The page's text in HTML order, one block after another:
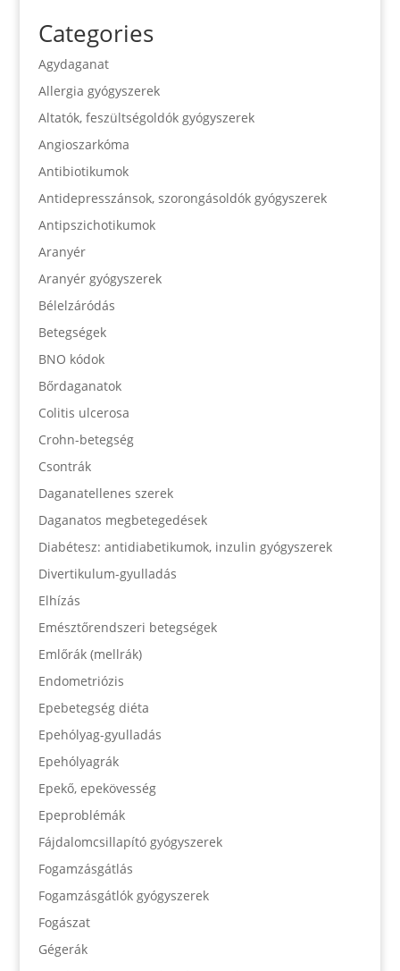
Categories
Agydaganat
Allergia gyógyszerek
Altatók, feszültségoldók gyógyszerek
Angioszarkóma
Antibiotikumok
Antidepresszánsok, szorongásoldók gyógyszerek
Antipszichotikumok
Aranyér
Aranyér gyógyszerek
Bélelzáródás
Betegségek
BNO kódok
Bőrdaganatok
Colitis ulcerosa
Crohn-betegség
Csontrák
Daganatellenes szerek
Daganatos megbetegedések
Diabétesz: antidiabetikumok, inzulin gyógyszerek
Divertikulum-gyulladás
Elhízás
Emésztőrendszeri betegségek
Emlőrák (mellrák)
Endometriózis
Epebetegség diéta
Epehólyag-gyulladás
Epehólyagrák
Epekő, epekövesség
Epeproblémák
Fájdalomcsillapító gyógyszerek
Fogamzásgátlás
Fogamzásgátlók gyógyszerek
Fogászat
Gégerák